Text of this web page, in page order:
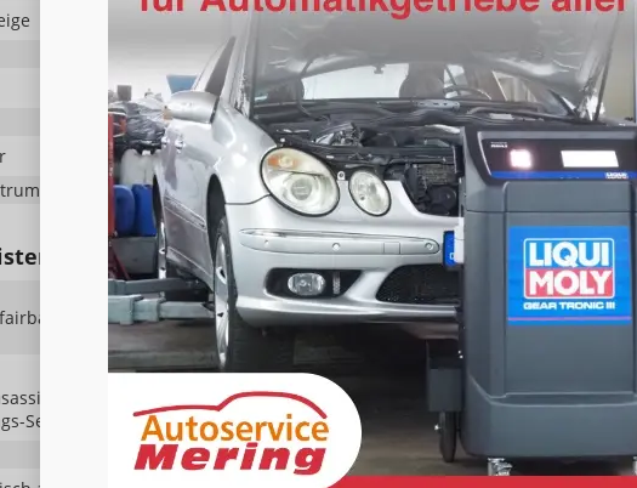
vorhanden
vorhanden
Navigation
Freisprecheinrichtung, Bluetooth
vorhanden
(Virtual Cockpit)
vorhanden
Vorne, Beifahrerairbag abschaltbar, Seitenairbags Vorne,
(City-Safety), Spurhalteassistent, Verkehrzeichenerkennung,
Sensor, Notrufsystem, Abstandswarner, Geschwindigkeitsbegrenzer
Park Distance Control hinten